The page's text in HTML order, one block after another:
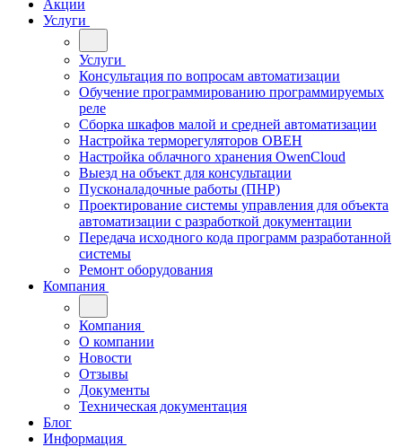
Акции
Услуги
Услуги
Консультация по вопросам автоматизации
Обучение программированию программируемых
реле
Сборка шкафов малой и средней автоматизации
Настройка терморегуляторов ОВЕН
Настройка облачного хранения OwenCloud
Выезд на объект для консультации
Пусконаладочные работы (ПНР)
Проектирование системы управления для объекта
автоматизации с разработкой документации
Передача исходного кода программ разработанной
системы
Ремонт оборудования
Компания
Компания
О компании
Новости
Отзывы
Документы
Техническая документация
Блог
Информация